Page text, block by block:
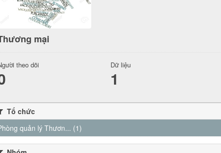
mại
theo dõi Dữ liệu
1
Tổ chức
quản lý Thươn... (1)